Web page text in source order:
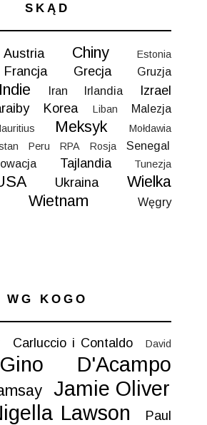
SKĄD
Austria Chiny Estonia
Francja Grecja
Gruzja
Indie Iran Irlandia Izrael
Korea Liban Malezja
Meksyk Mołdawia
Peru RPA Rosja
Senegal
Tajlandia Tunezja
Ukraina
Wielka
Wietnam Węgry
WG KOGO
Carluccio i Contaldo David
Gino D'Acampo
Jamie Oliver
Lawson
Paul